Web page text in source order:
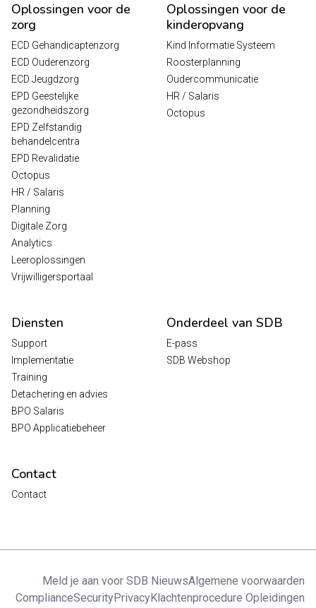
Oplossingen voor de
zorg
ECD Gehandicaptenzorg
ECD Ouderenzorg
ECD Jeugdzorg
EPD Geestelijke
gezondheidszorg
EPD Zelfstandig
behandelcentra
EPD Revalidatie
Octopus
HR / Salaris
Planning
Digitale Zorg
Analytics
Leeroplossingen
Vrijwilligersportaal
Oplossingen voor de
kinderopvang
Kind Informatie Systeem
Roosterplanning
Oudercommunicatie
HR / Salaris
Octopus
Diensten
Support
Implementatie
Training
Detachering en advies
BPO Salaris
BPO Applicatiebeheer
Onderdeel van SDB
E-pass
SDB Webshop
Contact
Contact
Meld je aan voor SDB NieuwsAlgemene voorwaarden
ComplianceSecurityPrivacyKlachtenprocedure Opleidingen